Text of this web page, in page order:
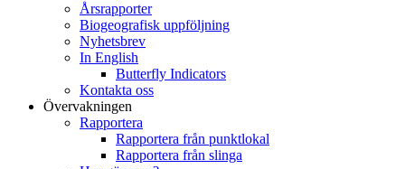
Årsrapporter
Biogeografisk uppföljning
Nyhetsbrev
In English
Butterfly Indicators
Kontakta oss
Övervakningen
Rapportera
Rapportera från punktlokal
Rapportera från slinga